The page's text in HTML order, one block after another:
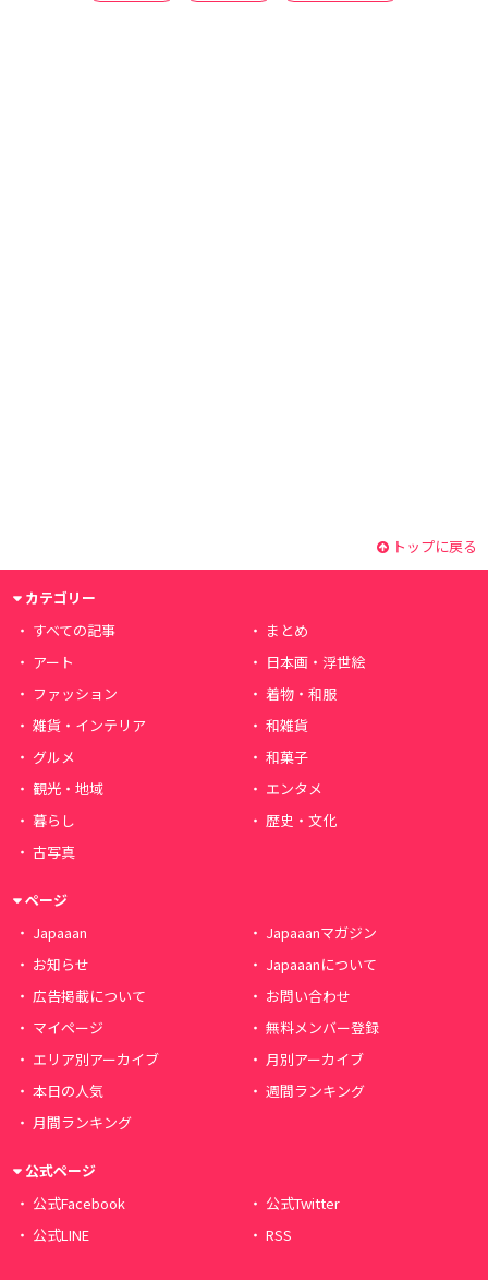
トップに戻る
カテゴリー
すべての記事
まとめ
アート
日本画・浮世絵
ファッション
着物・和服
雑貨・インテリア
和雑貨
グルメ
和菓子
観光・地域
エンタメ
暮らし
歴史・文化
古写真
ページ
Japaaan
Japaaanマガジン
お知らせ
Japaaanについて
広告掲載について
お問い合わせ
マイページ
無料メンバー登録
エリア別アーカイブ
月別アーカイブ
本日の人気
週間ランキング
月間ランキング
公式ページ
公式Facebook
公式Twitter
公式LINE
RSS